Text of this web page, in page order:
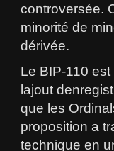
controversée.
minorité de
dérivée.
Le BIP-110
lajout
que les
proposition a
technique en